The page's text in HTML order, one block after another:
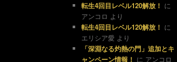
転生4回目レベル120解放！ に
アンコロ より
転生4回目レベル120解放！ に
エリシア愛 より
「深淵なる灼熱の門」追加とキ
ャンペーン情報！ に アンコロ